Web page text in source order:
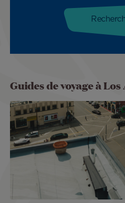
Guides de voyage à Los
Image